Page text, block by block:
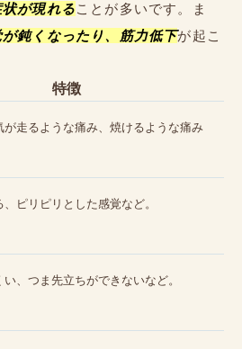
が現れることが多いです。ま
が鈍くなったり、筋力低下が起こ
特徴
が走るような痛み、焼けるような痛み
ピリピリとした感覚など。
、つま先立ちができないなど。